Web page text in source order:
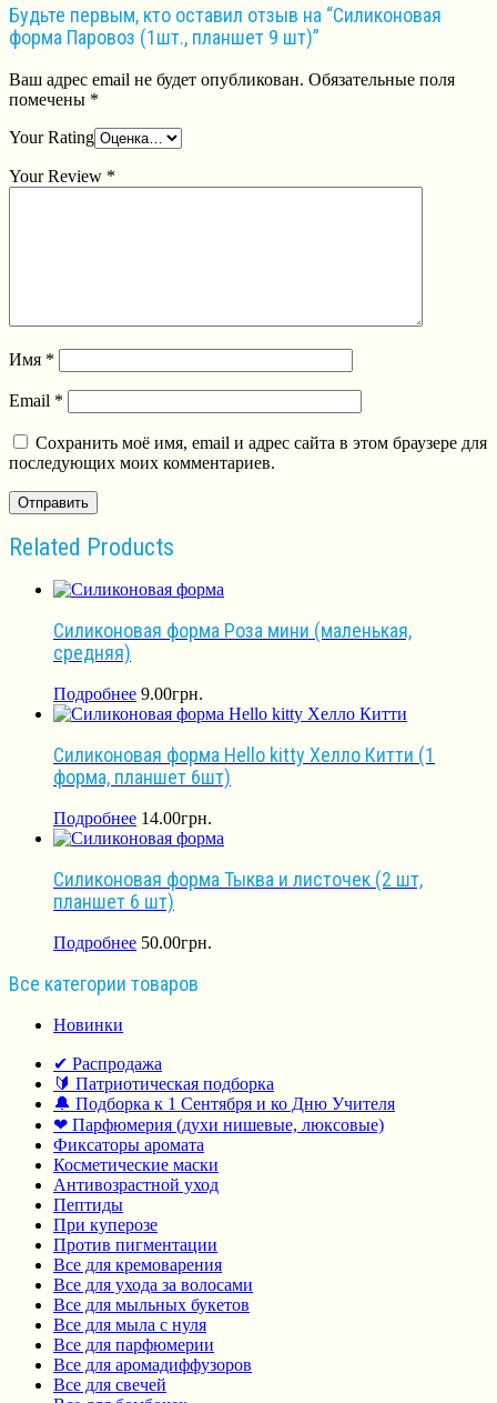
Будьте первым, кто оставил отзыв на “Силиконовая
форма Паровоз (1шт., планшет 9 шт)”
Ваш адрес email не будет опубликован. Обязательные поля
помечены *
Your Rating
Your Review *
Имя *
Email *
Сохранить моё имя, email и адрес сайта в этом браузере для
последующих моих комментариев.
Related Products
Силиконовая форма Роза мини (маленькая,
средняя)
Подробнее 9.00грн.
Силиконовая форма Hello kitty Хелло Китти (1
форма, планшет 6шт)
Подробнее 14.00грн.
Силиконовая форма Тыква и листочек (2 шт,
планшет 6 шт)
Подробнее 50.00грн.
Все категории товаров
Новинки
✔ Распродажа
🔰 Патриотическая подборка
🔔 Подборка к 1 Сентября и ко Дню Учителя
❤ Парфюмерия (духи нишевые, люксовые)
Фиксаторы аромата
Косметические маски
Антивозрастной уход
Пептиды
При куперозе
Против пигментации
Все для кремоварения
Все для ухода за волосами
Все для мыльных букетов
Все для мыла с нуля
Все для парфюмерии
Все для аромадиффузоров
Все для свечей